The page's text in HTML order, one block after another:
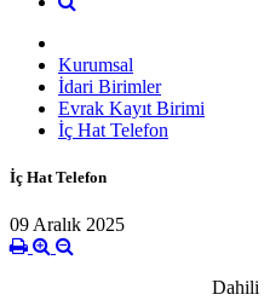
Kurumsal
İdari Birimler
Evrak Kayıt Birimi
İç Hat Telefon
İç Hat Telefon
09 Aralık 2025
Dahili